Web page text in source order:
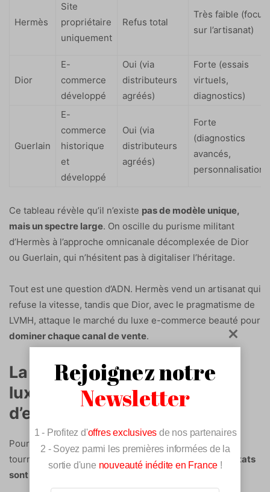
Hermès
Site
propriétaire
uniquement
Refus total
Très faible (focus
sur l’artisanat)
Dior
E-
commerce
développé
Oui (via
distributeurs
agréés)
Forte (essais
virtuels,
diagnostics)
Guerlain
E-
commerce
historique
et
développé
Oui (via
distributeurs
agréés)
Forte
(diagnostics
avancés,
personnalisation)
Ce tableau révèle qu’il n’existe pas de modèle unique,
mais un spectre large. On oscille du purisme militant
d’Hermès à l’approche omnicanale décomplexée de Dior
ou Guerlain, qui n’hésitent pas à digitaliser l’héritage.
Tout est une question d’ADN. Hermès vend un artisanat qui
refuse la vitesse, tandis que Dior, avec le pragmatisme de
LVMH, attaque le marché du luxe e-commerce beauté pour
dominer chaque canal de vente.
La technologie au service du
luxe ? l’IA et la RA sur le banc
d’essai
Pour tenter de résoudre cette équation, beaucoup se
tournent vers la technologie, mais là encore, les
résultats
sont contrastés
Rejoignez notre
Newsletter
1 - Profitez d'offres exclusives de nos partenaires
2 - Soyez parmi les premières informées de la
sortie d'une nouveauté inédite en France !